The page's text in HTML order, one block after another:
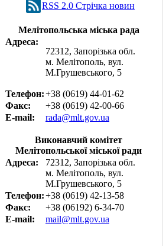
RSS 2.0 Cтрічка новин
Мелітопольська міська рада
Адреса:
72312, Запорізька обл.
м. Мелітополь, вул.
М.Грушевського, 5
Телефон:+38 (0619) 44-01-62
Факс:
+38 (0619) 42-00-66
E-mail:
rada@mlt.gov.ua
Виконавчий комітет
Мелітопольської міської ради
Адреса:
72312, Запорізька обл.
м. Мелітополь, вул.
М.Грушевського, 5
Телефон:+38 (0619) 42-13-58
Факс:
+38 (06192) 6-34-70
E-mail:
mail@mlt.gov.ua